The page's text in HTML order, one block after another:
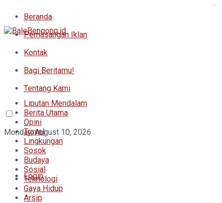
Beranda
Pemasangan Iklan
Kontak
Bagi Beritamu!
Tentang Kami
Monday, August 10, 2026
Login
Liputan Mendalam
Berita Utama
Opini
Travel
Lingkungan
Sosok
Budaya
Sosial
Teknologi
Gaya Hidup
Arsip